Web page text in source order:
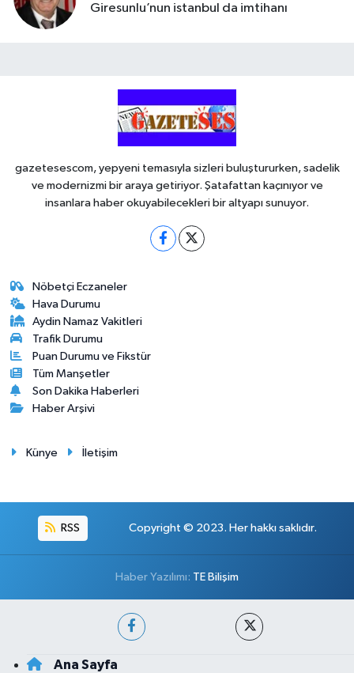
Giresunlu’nun istanbul da imtihanı
gazetesescom, yepyeni temasıyla sizleri buluştururken, sadelik
ve modernizmi bir araya getiriyor. Şatafattan kaçınıyor ve
insanlara haber okuyabilecekleri bir altyapı sunuyor.
Nöbetçi Eczaneler
Hava Durumu
Aydin Namaz Vakitleri
Trafik Durumu
Puan Durumu ve Fikstür
Tüm Manşetler
Son Dakika Haberleri
Haber Arşivi
Künye İletişim
RSS Copyright © 2023. Her hakkı saklıdır.
Haber Yazılımı: TE Bilişim
Ana Sayfa